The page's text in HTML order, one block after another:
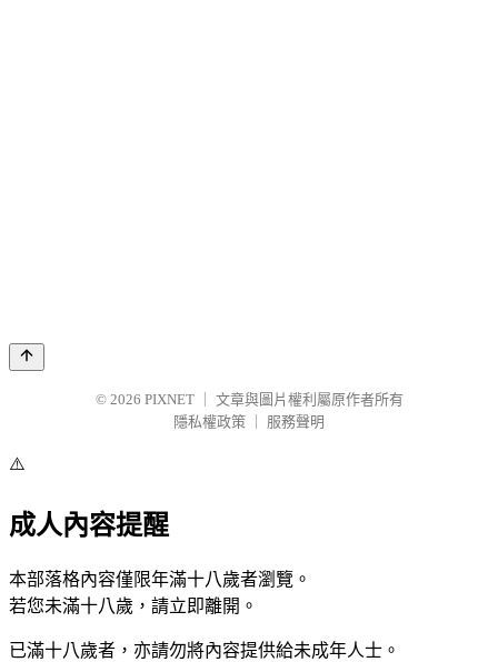
© 2026 PIXNET
文章與圖片權利屬原作者所有
隱私權政策
服務聲明
⚠️
成人內容提醒
本部落格內容僅限年滿十八歲者瀏覽。
若您未滿十八歲，請立即離開。
已滿十八歲者，亦請勿將內容提供給未成年人士。